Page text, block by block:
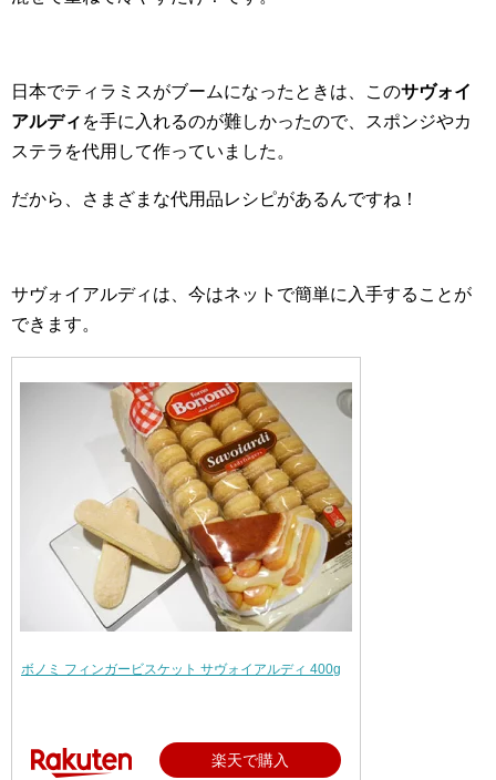
日本でティラミスがブームになったときは、このサヴォイ
アルディ を手に入れるのが難しかったので、スポンジやカ
ステラを代用して作っていました。
だから、さまざまな代用品レシピがあるんですね！
サヴォイアルディは、今はネットで簡単に入手することが
できます。
ボノミ フィンガービスケット サヴォイアルディ 400g
楽天で購入